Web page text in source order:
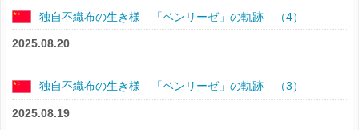
独自不織布の生き様―「ベンリーゼ」の軌跡―（4）
2025.08.20
独自不織布の生き様―「ベンリーゼ」の軌跡―（3）
2025.08.19